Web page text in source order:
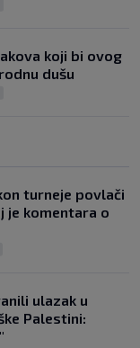
koji bi ovog
dušu
turneje povlači
je komentara o
ulazak u
Palestini: